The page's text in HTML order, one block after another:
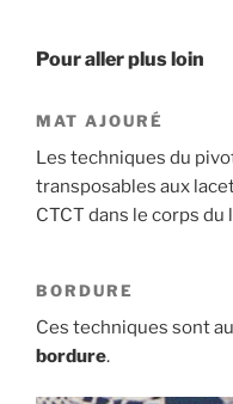
Pour aller plus loin
MAT AJOURÉ
Les techniques du
transposables aux
CTCT dans le corps du
BORDURE
Ces techniques sont
bordure.